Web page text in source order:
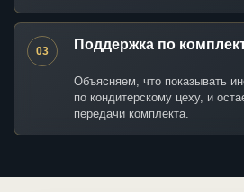
03 Поддержка по
Объясняем, что показывать
по кондитерскому цеху, и
передачи комплекта.